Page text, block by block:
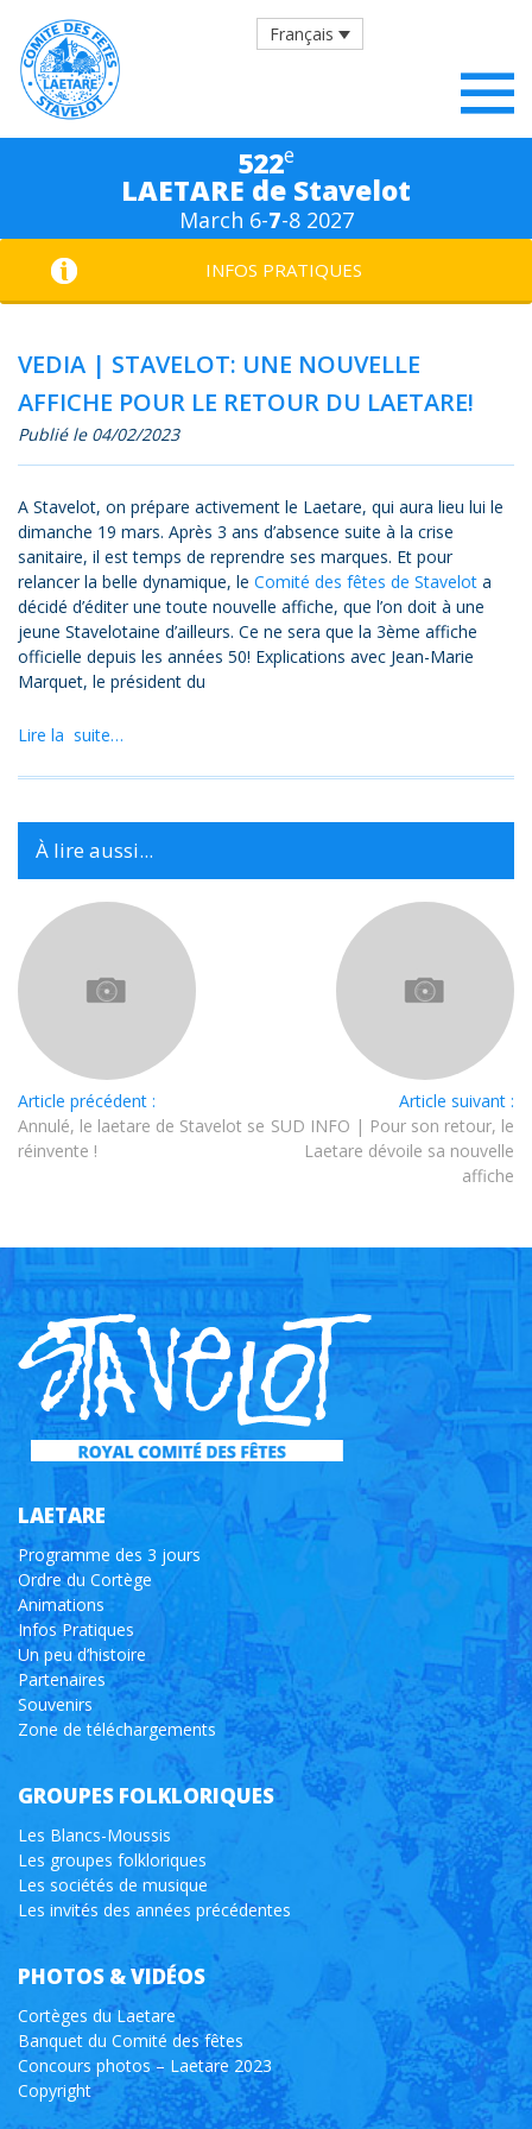
Français
522e
LAETARE de Stavelot
March 6-7-8 2027
INFOS PRATIQUES
VEDIA | STAVELOT: UNE NOUVELLE
AFFICHE POUR LE RETOUR DU LAETARE!
Publié le 04/02/2023
A Stavelot, on prépare activement le Laetare, qui aura lieu lui le
dimanche 19 mars. Après 3 ans d’absence suite à la crise
sanitaire, il est temps de reprendre ses marques. Et pour
relancer la belle dynamique, le Comité des fêtes de Stavelot a
décidé d’éditer une toute nouvelle affiche, que l’on doit à une
jeune Stavelotaine d’ailleurs. Ce ne sera que la 3ème affiche
officielle depuis les années 50! Explications avec Jean-Marie
Marquet, le président du
Lire la suite…
À lire aussi...
Article précédent :
Annulé, le laetare de Stavelot se
réinvente !
Article suivant :
SUD INFO | Pour son retour, le
Laetare dévoile sa nouvelle
affiche
LAETARE
Programme des 3 jours
Ordre du Cortège
Animations
Infos Pratiques
Un peu d’histoire
Partenaires
Souvenirs
Zone de téléchargements
GROUPES FOLKLORIQUES
Les Blancs-Moussis
Les groupes folkloriques
Les sociétés de musique
Les invités des années précédentes
PHOTOS & VIDÉOS
Cortèges du Laetare
Banquet du Comité des fêtes
Concours photos – Laetare 2023
Copyright